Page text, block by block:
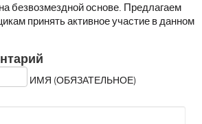
безвозмездной основе. Предлагаем
принять активное участие в данном
ИМЯ (ОБЯЗАТЕЛЬНОЕ)